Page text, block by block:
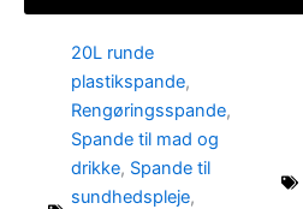
20L runde
plastikspande,
Rengøringsspande,
Spande til mad og
drikke, Spande til
sundhedspleje,